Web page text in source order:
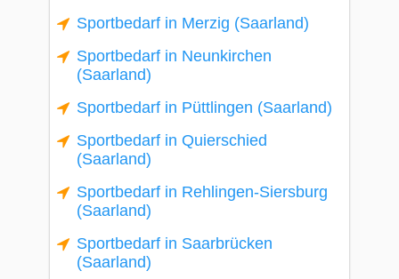
Sportbedarf in Merzig (Saarland)
Sportbedarf in Neunkirchen
(Saarland)
Sportbedarf in Püttlingen (Saarland)
Sportbedarf in Quierschied
(Saarland)
Sportbedarf in Rehlingen-Siersburg
(Saarland)
Sportbedarf in Saarbrücken
(Saarland)